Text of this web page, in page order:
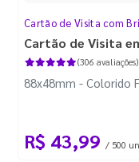
Cartão de Visita com
Cartão de Visita
(306 avaliações)
88x48mm - Colorido
R$ 43,99 / 500